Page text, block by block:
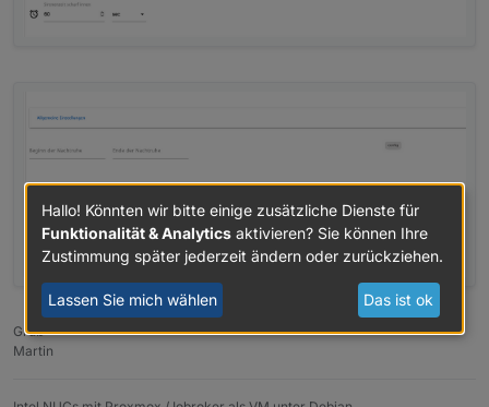
Gruß
Martin
Hallo! Könnten wir bitte einige zusätzliche Dienste für
Funktionalität & Analytics aktivieren? Sie können Ihre
Zustimmung später jederzeit ändern oder zurückziehen.
Lassen Sie mich wählen Das ist ok